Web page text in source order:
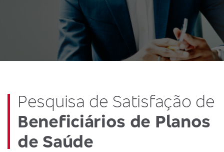
Pesquisa de Satisfação de
Beneficiários de Planos
de Saúde